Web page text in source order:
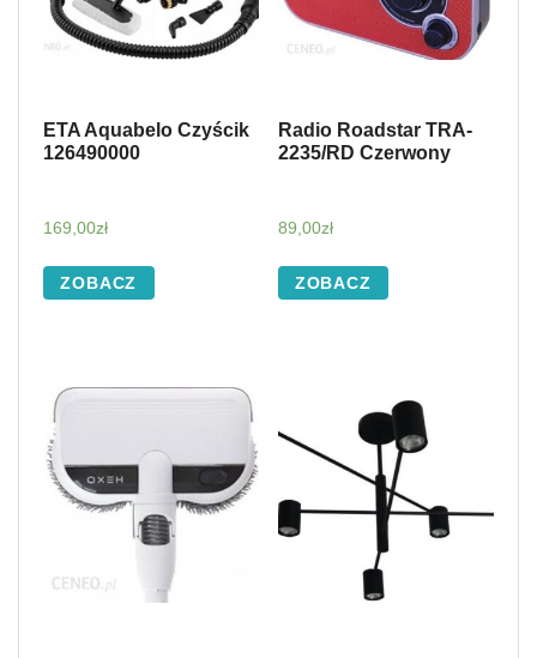
ETA Aquabelo Czyścik
126490000
169,00zł
ZOBACZ
Radio Roadstar TRA-
2235/RD Czerwony
89,00zł
ZOBACZ